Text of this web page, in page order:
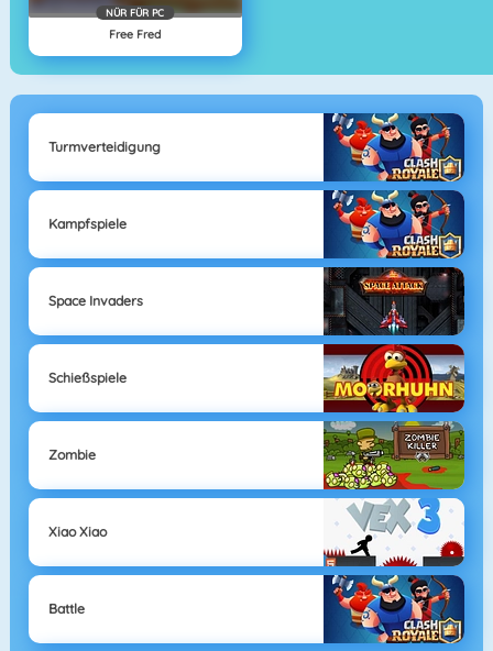
NÜR FÜR PC
Free Fred
Turmverteidigung
Kampfspiele
Space Invaders
Schießspiele
Zombie
Xiao Xiao
Battle